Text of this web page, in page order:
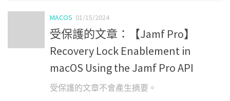
MACOS 01/15/2024
受保護的文章：【Jamf Pro】
Recovery Lock Enablement in
macOS Using the Jamf Pro API
受保護的文章不會產生摘要。